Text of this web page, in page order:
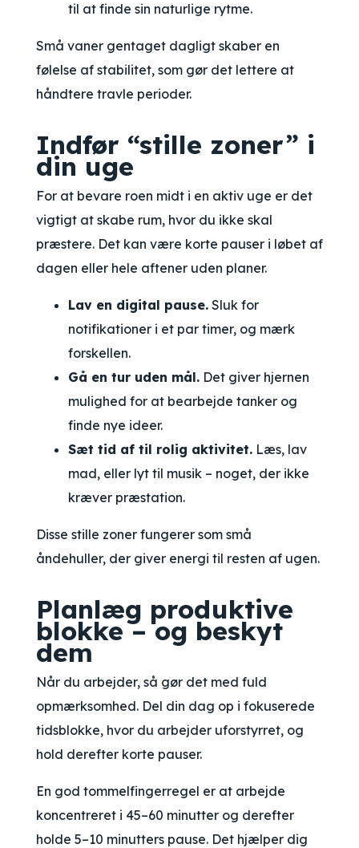
til at finde sin naturlige rytme.
Små vaner gentaget dagligt skaber en
følelse af stabilitet, som gør det lettere at
håndtere travle perioder.
Indfør “stille zoner” i
din uge
For at bevare roen midt i en aktiv uge er det
vigtigt at skabe rum, hvor du ikke skal
præstere. Det kan være korte pauser i løbet af
dagen eller hele aftener uden planer.
Lav en digital pause. Sluk for
notifikationer i et par timer, og mærk
forskellen.
Gå en tur uden mål. Det giver hjernen
mulighed for at bearbejde tanker og
finde nye ideer.
Sæt tid af til rolig aktivitet. Læs, lav
mad, eller lyt til musik – noget, der ikke
kræver præstation.
Disse stille zoner fungerer som små
åndehuller, der giver energi til resten af ugen.
Planlæg produktive
blokke – og beskyt
dem
Når du arbejder, så gør det med fuld
opmærksomhed. Del din dag op i fokuserede
tidsblokke, hvor du arbejder uforstyrret, og
hold derefter korte pauser.
En god tommelfingerregel er at arbejde
koncentreret i 45–60 minutter og derefter
holde 5–10 minutters pause. Det hjælper dig